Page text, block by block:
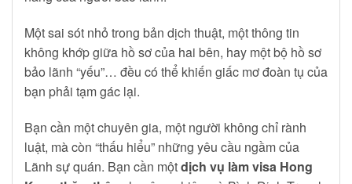
Một sai sót nhỏ trong bản dịch thuật, một thông tin
không khớp giữa hồ sơ của hai bên, hay một bộ hồ sơ
bảo lãnh “yếu”… đều có thể khiến giấc mơ đoàn tụ của
bạn phải tạm gác lại.
Bạn cần một chuyên gia, một người không chỉ rành
luật, mà còn “thấu hiểu” những yêu cầu ngầm của
Lãnh sự quán. Bạn cần mộtdịch vụ làm visa Hong